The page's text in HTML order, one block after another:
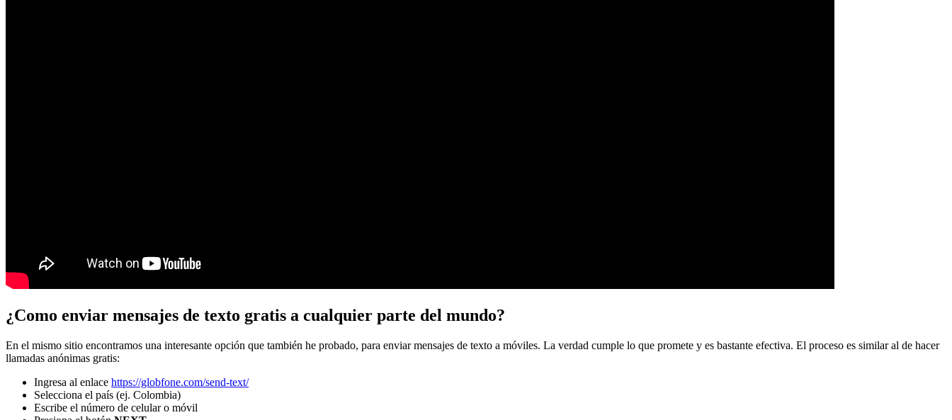
¿Como enviar mensajes de texto gratis a cualquier parte del mundo?
En el mismo sitio encontramos una interesante opción que también he probado, para enviar mensajes de texto a móviles. La verdad cumple lo que promete y es bastante efectiva. El proceso es similar al de hacer
llamadas anónimas gratis:
Ingresa al enlace https://globfone.com/send-text/
Selecciona el país (ej. Colombia)
Escribe el número de celular o móvil